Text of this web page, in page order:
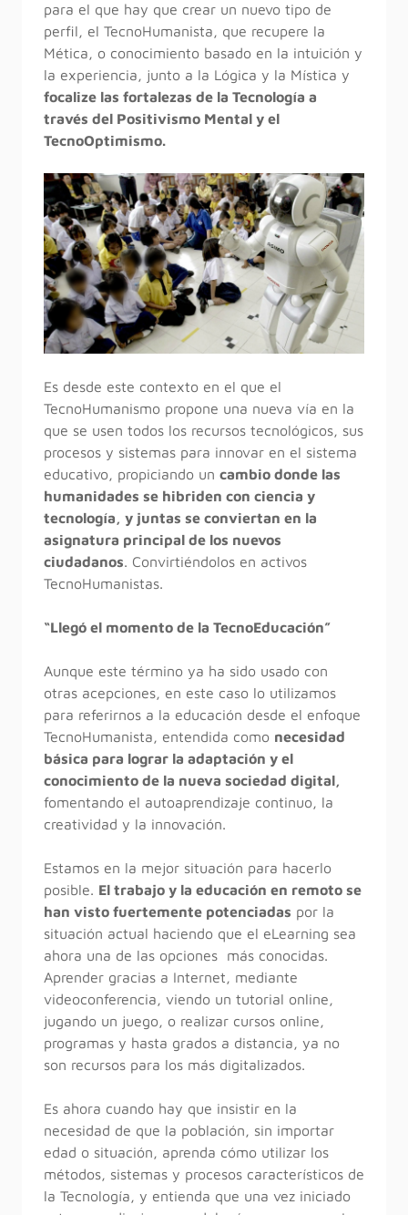
para el que hay que crear un nuevo tipo de
perfil, el TecnoHumanista, que recupere la
Mética, o conocimiento basado en la intuición y
la experiencia, junto a la Lógica y la Mística y
focalize las fortalezas de la Tecnología a
través del Positivismo Mental y el
TecnoOptimismo.
Es desde este contexto en el que el
TecnoHumanismo propone una nueva vía en la
que se usen todos los recursos tecnológicos, sus
procesos y sistemas para innovar en el sistema
educativo, propiciando un cambio donde las
humanidades se hibriden con ciencia y
tecnología, y juntas se conviertan en la
asignatura principal de los nuevos
ciudadanos. Convirtiéndolos en activos
TecnoHumanistas.
“Llegó el momento de la TecnoEducación”
Aunque este término ya ha sido usado con
otras acepciones, en este caso lo utilizamos
para referirnos a la educación desde el enfoque
TecnoHumanista, entendida como necesidad
básica para lograr la adaptación y el
conocimiento de la nueva sociedad digital,
fomentando el autoaprendizaje continuo, la
creatividad y la innovación.
Estamos en la mejor situación para hacerlo
posible. El trabajo y la educación en remoto se
han visto fuertemente potenciadas por la
situación actual haciendo que el eLearning sea
ahora una de las opciones más conocidas.
Aprender gracias a Internet, mediante
videoconferencia, viendo un tutorial online,
jugando un juego, o realizar cursos online,
programas y hasta grados a distancia, ya no
son recursos para los más digitalizados.
Es ahora cuando hay que insistir en la
necesidad de que la población, sin importar
edad o situación, aprenda cómo utilizar los
métodos, sistemas y procesos característicos de
la Tecnología, y entienda que una vez iniciado